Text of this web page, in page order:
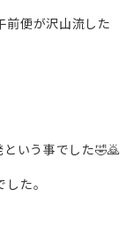
前便が沢山流した
いう事でした🤣🙇
た。